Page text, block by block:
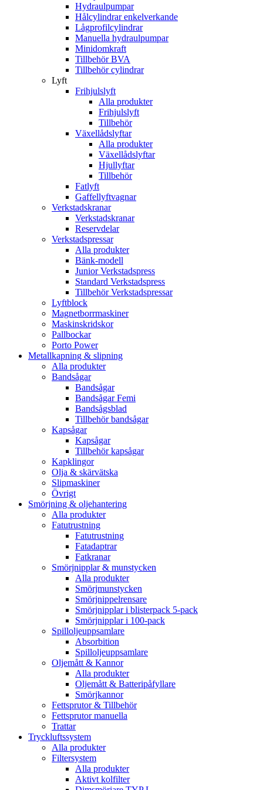
Hydraulpumpar
Hålcylindrar enkelverkande
Lågprofilcylindrar
Manuella hydraulpumpar
Minidomkraft
Tillbehör BVA
Tillbehör cylindrar
Lyft
Frihjulslyft
Alla produkter
Frihjulslyft
Tillbehör
Växellådslyftar
Alla produkter
Växellådslyftar
Hjullyftar
Tillbehör
Fatlyft
Gaffellyftvagnar
Verkstadskranar
Verkstadskranar
Reservdelar
Verkstadspressar
Alla produkter
Bänk-modell
Junior Verkstadspress
Standard Verkstadspress
Tillbehör Verkstadspressar
Lyftblock
Magnetborrmaskiner
Maskinskridskor
Pallbockar
Porto Power
Metallkapning & slipning
Alla produkter
Bandsågar
Bandsågar
Bandsågar Femi
Bandsågsblad
Tillbehör bandsågar
Kapsågar
Kapsågar
Tillbehör kapsågar
Kapklingor
Olja & skärvätska
Slipmaskiner
Övrigt
Smörjning & oljehantering
Alla produkter
Fatutrustning
Fatutrustning
Fatadaptrar
Fatkranar
Smörjnipplar & munstycken
Alla produkter
Smörjmunstycken
Smörjnippelrensare
Smörjnipplar i blisterpack 5-pack
Smörjnipplar i 100-pack
Spilloljeuppsamlare
Absorbition
Spilloljeuppsamlare
Oljemått & Kannor
Alla produkter
Oljemått & Batteripåfyllare
Smörjkannor
Fettsprutor & Tillbehör
Fettsprutor manuella
Trattar
Tryckluftssystem
Alla produkter
Filtersystem
Alla produkter
Aktivt kolfilter